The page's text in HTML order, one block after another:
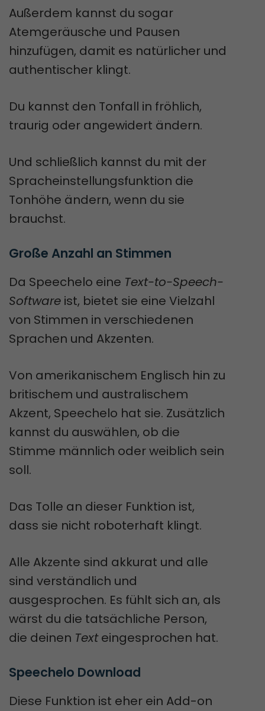
Außerdem kannst du sogar
Atemgeräusche und Pausen
hinzufügen, damit es natürlicher und
authentischer klingt.
Du kannst den Tonfall in fröhlich,
traurig oder angewidert ändern.
Und schließlich kannst du mit der
Spracheinstellungsfunktion die
Tonhöhe ändern, wenn du sie
brauchst.
Große Anzahl an Stimmen
Da Speechelo eine Text-to-Speech-
Software ist, bietet sie eine Vielzahl
von Stimmen in verschiedenen
Sprachen und Akzenten.
Von amerikanischem Englisch hin zu
britischem und australischem
Akzent, Speechelo hat sie. Zusätzlich
kannst du auswählen, ob die
Stimme männlich oder weiblich sein
soll.
Das Tolle an dieser Funktion ist,
dass sie nicht roboterhaft klingt.
Alle Akzente sind akkurat und alle
sind verständlich und
ausgesprochen. Es fühlt sich an, als
wärst du die tatsächliche Person,
die deinen Texteingesprochen hat.
Speechelo Download
Diese Funktion ist eher ein Add-on